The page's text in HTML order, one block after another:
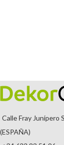
Calle Fray Junípero
(ESPAÑA)